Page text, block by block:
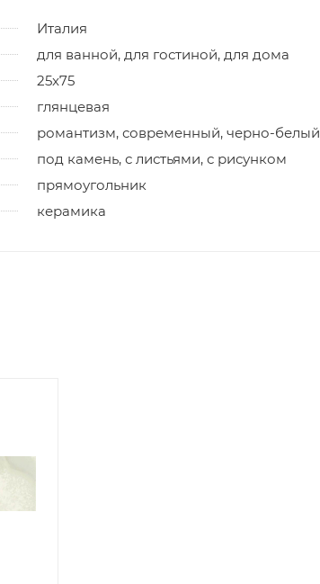
Италия
для ванной, для гостиной, для дома
25x75
глянцевая
романтизм, современный, черно-белый
под камень, с листьями, с рисунком
прямоугольник
керамика